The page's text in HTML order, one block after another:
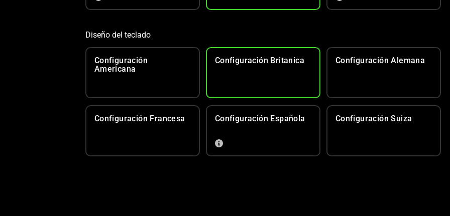
Diseño del teclado
Configuración
Americana
Configuración Britanica Configuración Alemana
Configuración Francesa Configuración Española Configuración Suiza